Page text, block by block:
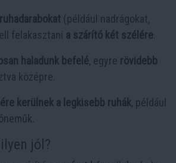
(például nadrágokat,
felakasztani a szárító két szélére
haladunk befelé, egyre rövidebb
középre.
kerülnek a legkisebb ruhák, például
jól?